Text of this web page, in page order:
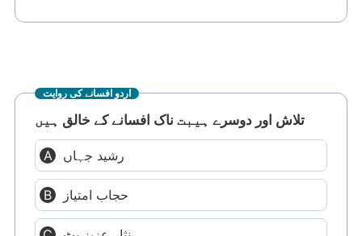
اردو افسانے کی روایت
تلاش اور دوسرے ہیبت ناک افسانے کے خالق ہیں
رشید جہاں
حجاب امتیاز